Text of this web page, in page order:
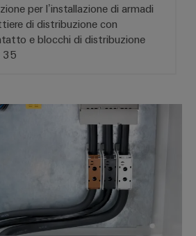
per l’installazione di armadi
di distribuzione con
e blocchi di distribuzione
35
Morsettiere di alimentazione di